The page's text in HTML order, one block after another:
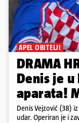
APEL OBITELJI
DRAMA
Denis je
aparata!
Denis Vejzović (38)
udar. Operiran je i